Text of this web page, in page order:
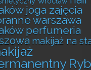
joga zajęcia
warszawa
perfumeria
makijaż na